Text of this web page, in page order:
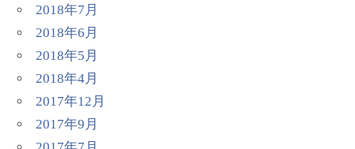
2018年7月
2018年6月
2018年5月
2018年4月
2017年12月
2017年9月